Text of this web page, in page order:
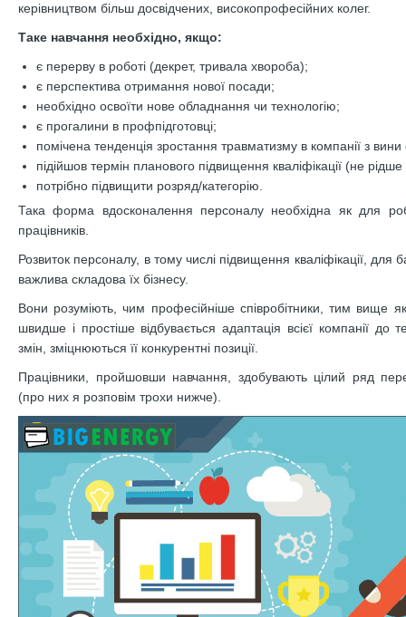
керівництвом більш досвідчених, високопрофесійних колег.
Таке навчання необхідно, якщо:
є перерву в роботі (декрет, тривала хвороба);
є перспектива отримання нової посади;
необхідно освоїти нове обладнання чи технологію;
є прогалини в профпідготовці;
помічена тенденція зростання травматизму в компанії з вини
підійшов термін планового підвищення кваліфікації (не
потрібно підвищити розряд/категорію.
Така форма вдосконалення персоналу необхідна як для
працівників.
Розвиток персоналу, в тому числі підвищення кваліфікації, для
важлива складова їх бізнесу.
Вони розуміють, чим професійніше співробітники, тим вище
швидше і простіше відбувається адаптація всієї компанії до
змін, зміцнюються її конкурентні позиції.
Працівники, пройшовши навчання, здобувають цілий ряд
(про них я розповім трохи нижче).